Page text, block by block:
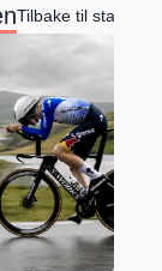
Tilbake til